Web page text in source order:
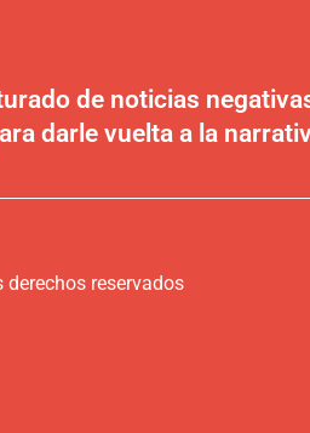
de noticias
darle vuelta a la
derechos reservados